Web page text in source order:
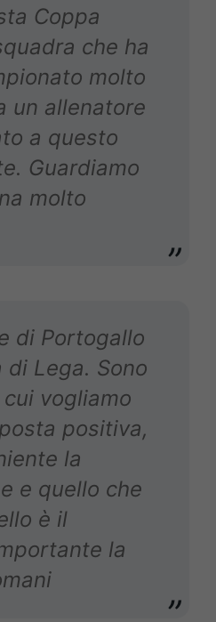
Coppa
che ha
molto
un allenatore
a questo
Guardiamo
molto
di Portogallo
di Lega. Sono
vogliamo
positiva,
la
e quello che
è il
la